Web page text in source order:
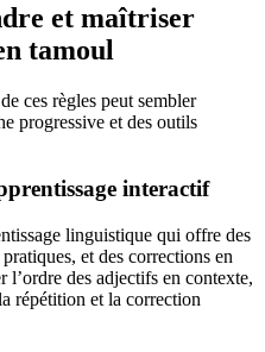
et maîtriser
tamoul
ces règles peut sembler
progressive et des outils
interactif
linguistique qui offre des
et des corrections en
l’ordre des adjectifs en contexte,
répétition et la correction